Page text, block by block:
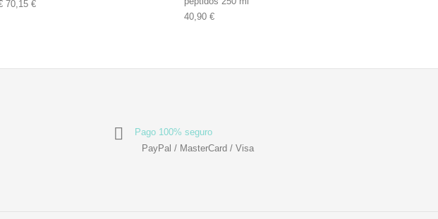
Original price was: 77,95 €.
70,15 €Current price is: 70,15 €.
40,90 €
Pago 100% seguro
PayPal / MasterCard / Visa